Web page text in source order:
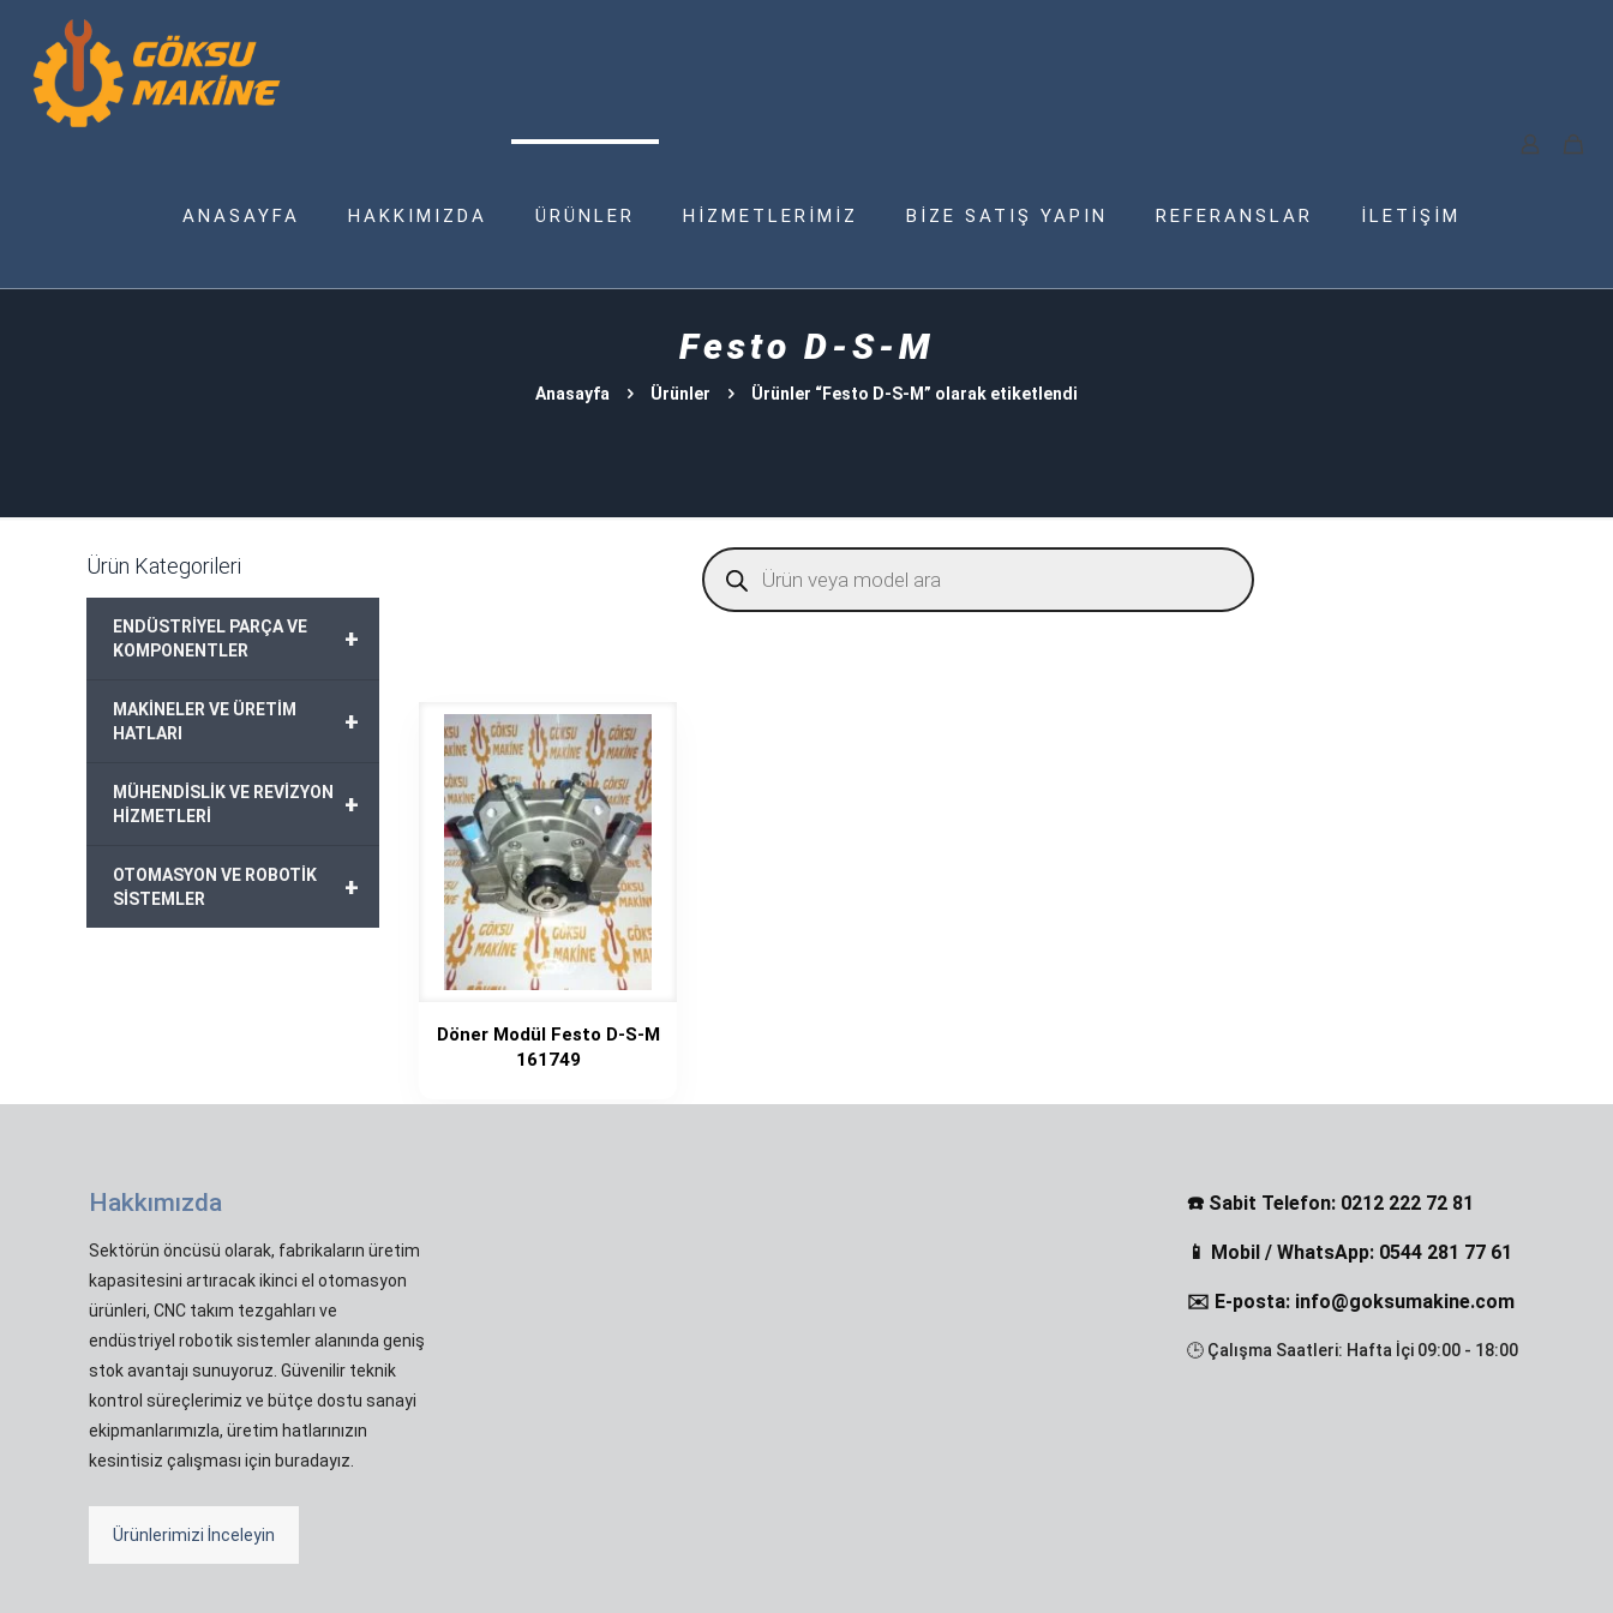
ANASAYFA HAKKIMIZDA ÜRÜNLER HİZMETLERİMİZ BİZE SATIŞ YAPIN REFERANSLAR İLETİŞİM
Festo D-S-M
Anasayfa Ürünler Ürünler “Festo D-S-M” olarak etiketlendi
Products
search
Döner Modül Festo D-S-M
161749
Ürün Kategorileri
+
ENDÜSTRİYEL PARÇA VE
KOMPONENTLER
+
MAKİNELER VE ÜRETİM
HATLARI
+
MÜHENDİSLİK VE REVİZYON
HİZMETLERİ
+
OTOMASYON VE ROBOTİK
SİSTEMLER
Hakkımızda
Sektörün öncüsü olarak, fabrikaların üretim
kapasitesini artıracak ikinci el otomasyon
ürünleri, CNC takım tezgahları ve
endüstriyel robotik sistemler alanında geniş
stok avantajı sunuyoruz. Güvenilir teknik
kontrol süreçlerimiz ve bütçe dostu sanayi
ekipmanlarımızla, üretim hatlarınızın
kesintisiz çalışması için buradayız.
Ürünlerimizi İnceleyin
☎️ Sabit Telefon: 0212 222 72 81
📱 Mobil / WhatsApp: 0544 281 77 61
✉️ E-posta: info@goksumakine.com
🕒 Çalışma Saatleri: Hafta İçi 09:00 - 18:00